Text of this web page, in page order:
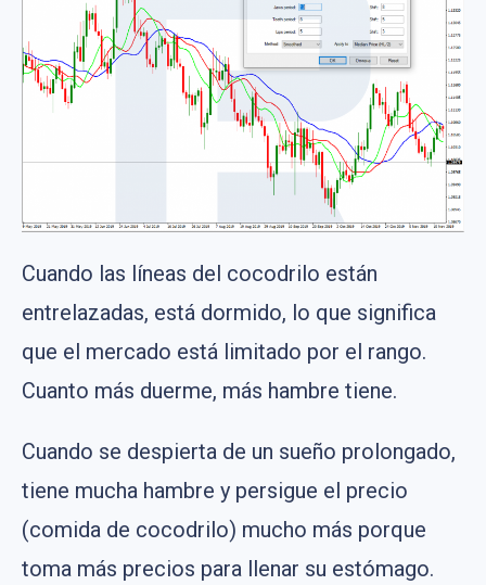
Cuando las líneas del cocodrilo están
entrelazadas, está dormido, lo que significa
que el mercado está limitado por el rango.
Cuanto más duerme, más hambre tiene.
Cuando se despierta de un sueño prolongado,
tiene mucha hambre y persigue el precio
(comida de cocodrilo) mucho más porque
toma más precios para llenar su estómago.